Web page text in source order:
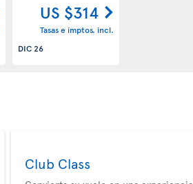
US $314
Tasas e imptos. incl.
DIC 26
Club Class